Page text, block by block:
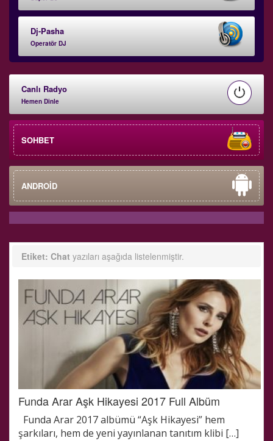
Dj-Pasha
Operatör DJ
Canlı Radyo
Hemen Dinle
SOHBET
ANDROİD
Etiket: Chat yazıları aşağıda listelenmiştir.
Funda Arar Aşk Hikayesi 2017 Full Albüm
Funda Arar 2017 albümü “Aşk Hikayesi” hem
şarkıları, hem de yeni yayınlanan tanıtım klibi […]